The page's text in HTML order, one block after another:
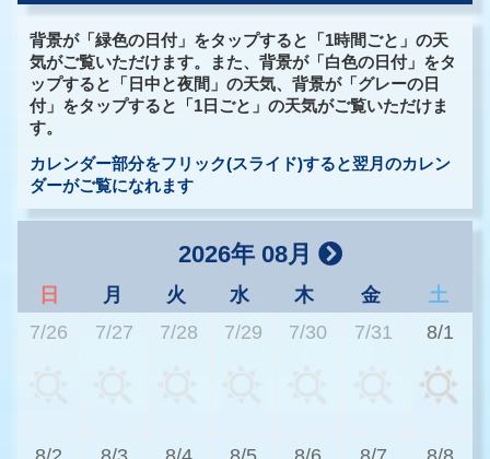
背景が「緑色の日付」をタップすると「1時間ごと」の天
気がご覧いただけます。また、背景が「白色の日付」をタ
ップすると「日中と夜間」の天気、背景が「グレーの日
付」をタップすると「1日ごと」の天気がご覧いただけま
す。
カレンダー部分をフリック(スライド)すると翌月のカレン
ダーがご覧になれます
2026年 08月
日 月 火 水 木 金
土
7/26
7/27 7/28 7/29 7/30 7/31 8/1